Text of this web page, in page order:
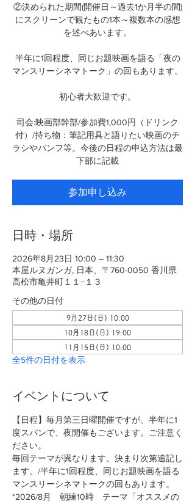
②決められた期間(開催日～過去1か月半の間)
にスクリーンで観たもの1本～複数本の感想
を述べあいます。
半年に1回程度、同じお題映画を語る「夜の
マンスリーシネマトーク」の回もあります。
初心者大歓迎です。
司会:映画部幹部/参加費1,000円（ドリンク
付）/持ち物：筆記用具と語りたい映画のチ
ラシやパンフ等。今後の日程の申込方法は最
下部に記載
参加申し込み
日時・場所
2026年8月23日 10:00 – 11:30
本屋ルヌガンガ, 日本、〒760-0050 香川県
高松市亀井町１１−１３
その他の日付
9月27日(日) 10:00
10月18日(日) 19:00
11月15日(日) 10:00
全5件の日付を表示
イベントについて
【日程】毎月第三日曜開催ですが、半年に1
度スパンで、夜開催もございます。ご注意く
ださい。
毎回テーマが異なります。決まり次第追記し
ます。/半年に1回程度、同じお題映画を語る
マンスリーシネマトークの回もあります。
*2026/8月　朝練10時　テーマ「オススメの